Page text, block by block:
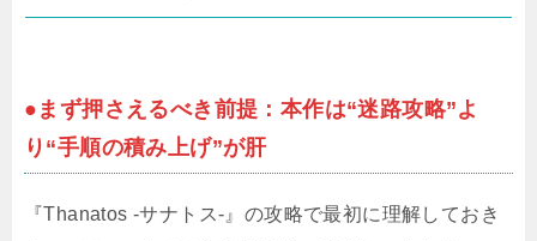
●まず押さえるべき前提：本作は“迷路攻略”よ
り“手順の積み上げ”が肝
『Thanatos -サナトス-』の攻略で最初に理解しておき